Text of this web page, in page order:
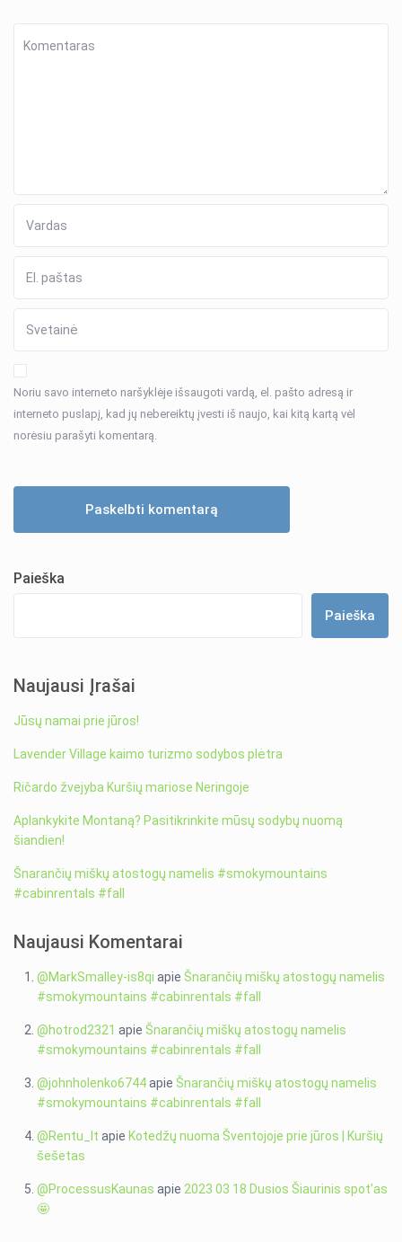
Noriu savo interneto naršyklėje išsaugoti vardą, el. pašto adresą ir
interneto puslapį, kad jų nebereiktų įvesti iš naujo, kai kitą kartą vėl
norėsiu parašyti komentarą.
Paieška
Paieška
Naujausi Įrašai
Jūsų namai prie jūros!
Lavender Village kaimo turizmo sodybos plėtra
Ričardo žvejyba Kuršių mariose Neringoje
Aplankykite Montaną? Pasitikrinkite mūsų sodybų nuomą
šiandien!
Šnarančių miškų atostogų namelis #smokymountains
#cabinrentals #fall
Naujausi Komentarai
@MarkSmalley-is8qi apie Šnarančių miškų atostogų namelis
#smokymountains #cabinrentals #fall
@hotrod2321 apie Šnarančių miškų atostogų namelis
#smokymountains #cabinrentals #fall
@johnholenko6744apie Šnarančių miškų atostogų namelis
#smokymountains #cabinrentals #fall
@Rentu_lt apie Kotedžų nuoma Šventojoje prie jūros | Kuršių
šešetas
@ProcessusKaunas apie 2023 03 18 Dusios Šiaurinis spot’as
🤩